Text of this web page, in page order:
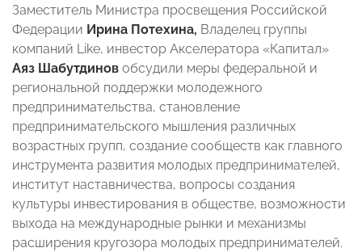
Заместитель Министра просвещения Российской
Федерации Ирина Потехина, Владелец группы
компаний Like, инвестор Акселератора «Капитал»
Аяз Шабутдинов обсудили меры федеральной и
региональной поддержки молодежного
предпринимательства, становление
предпринимательского мышления различных
возрастных групп, создание сообществ как главного
инструмента развития молодых предпринимателей,
институт наставничества, вопросы создания
культуры инвестирования в обществе, возможности
выхода на международные рынки и механизмы
расширения кругозора молодых предпринимателей.